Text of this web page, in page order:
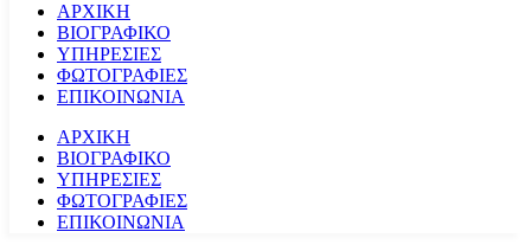
ΑΡΧΙΚΗ
ΒΙΟΓΡΑΦΙΚΟ
ΥΠΗΡΕΣΙΕΣ
ΦΩΤΟΓΡΑΦΙΕΣ
ΕΠΙΚΟΙΝΩΝΙΑ
ΑΡΧΙΚΗ
ΒΙΟΓΡΑΦΙΚΟ
ΥΠΗΡΕΣΙΕΣ
ΦΩΤΟΓΡΑΦΙΕΣ
ΕΠΙΚΟΙΝΩΝΙΑ